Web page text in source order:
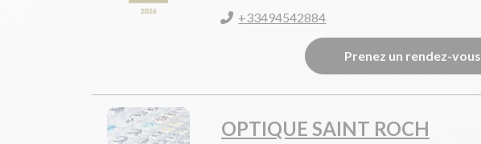
+33494542884
Prenez un rendez-vous
OPTIQUE SAINT ROCH